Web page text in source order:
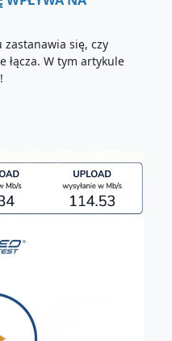
się, czy
łącza. W tym artykule